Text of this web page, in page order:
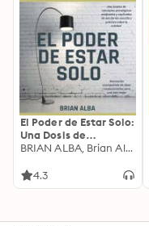
El Poder de Estar Solo:
Una Dosis de
Motivación
Ideas Revolucionarias
BRIAN ALBA, Brian Alba
4.3